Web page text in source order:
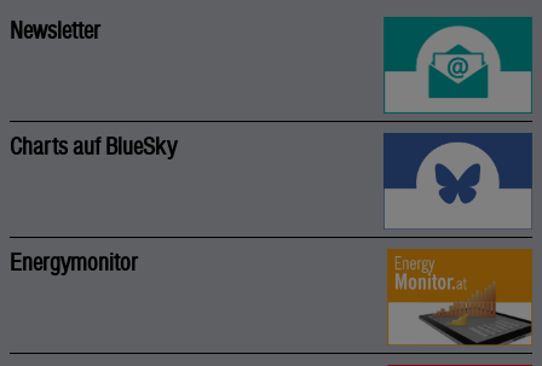
Newsletter
Charts auf BlueSky
Energymonitor